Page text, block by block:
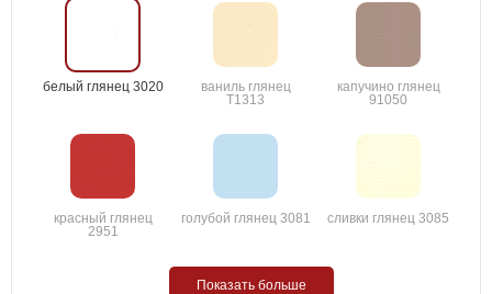
белый глянец 3020
ваниль глянец
T1313
капучино глянец
91050
красный глянец
2951
голубой глянец 3081 сливки глянец 3085
Показать больше